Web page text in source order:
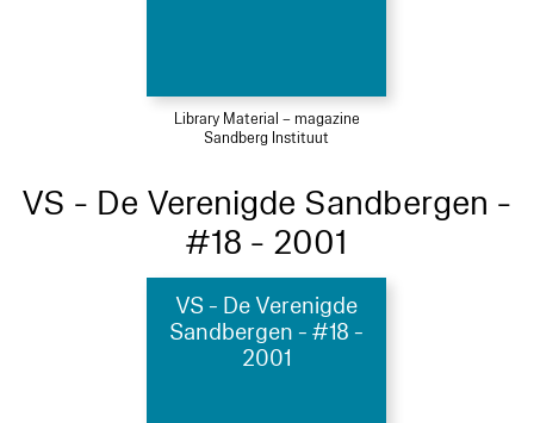
Library Material – magazine
Sandberg Instituut
VS - De Verenigde Sandbergen -
#18 - 2001
VS - De Verenigde
Sandbergen - #18 -
2001